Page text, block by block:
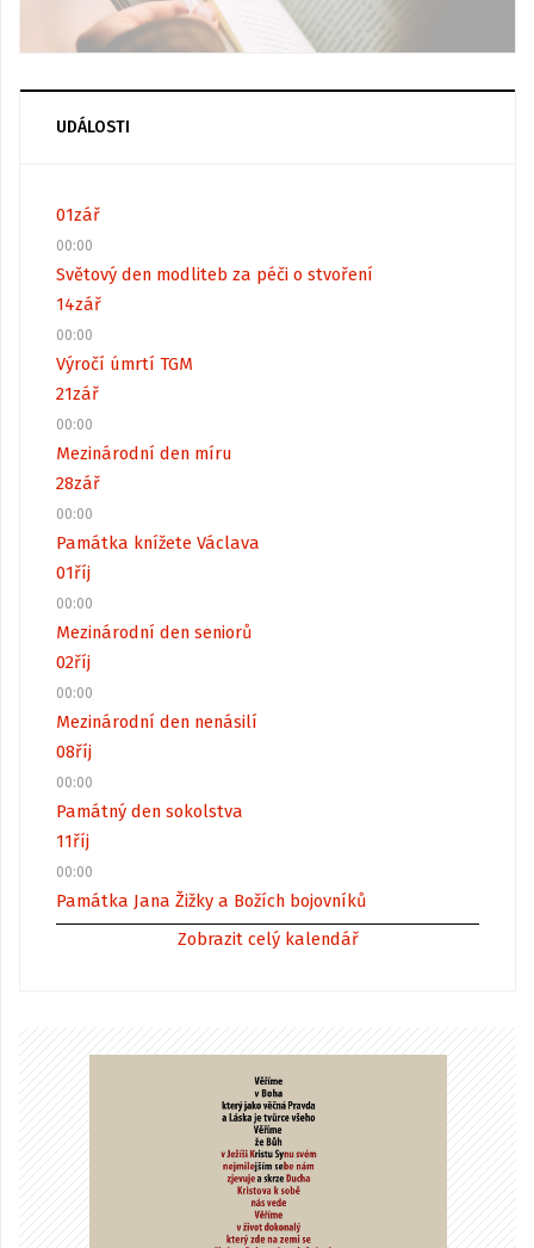
UDÁLOSTI
01zář
00:00
Světový den modliteb za péči o stvoření
14zář
00:00
Výročí úmrtí TGM
21zář
00:00
Mezinárodní den míru
28zář
00:00
Památka knížete Václava
01říj
00:00
Mezinárodní den seniorů
02říj
00:00
Mezinárodní den nenásilí
08říj
00:00
Památný den sokolstva
11říj
00:00
Památka Jana Žižky a Božích bojovníků
Zobrazit celý kalendář